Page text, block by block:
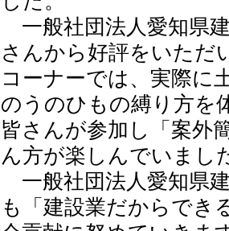
一般社団法人愛知県
さんから好評をいただ
コーナーでは、実際に
のうのひもの縛り方を
皆さんが参加し「案外
ん方が楽しんでいまし
一般社団法人愛知県
も「建設業だからでき